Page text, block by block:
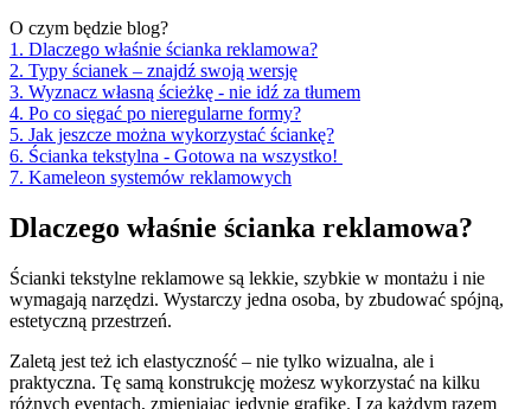
O czym będzie blog?
1. Dlaczego właśnie ścianka reklamowa?
2. Typy ścianek – znajdź swoją wersję
3. Wyznacz własną ścieżkę - nie idź za tłumem
4. Po co sięgać po nieregularne formy?
5. Jak jeszcze można wykorzystać ściankę?
6. Ścianka tekstylna - Gotowa na wszystko!
7. Kameleon systemów reklamowych
Dlaczego właśnie ścianka reklamowa?
Ścianki tekstylne reklamowe są lekkie, szybkie w montażu i nie
wymagają narzędzi. Wystarczy jedna osoba, by zbudować spójną,
estetyczną przestrzeń.
Zaletą jest też ich elastyczność – nie tylko wizualna, ale i
praktyczna. Tę samą konstrukcję możesz wykorzystać na kilku
różnych eventach, zmieniając jedynie grafikę. I za każdym razem